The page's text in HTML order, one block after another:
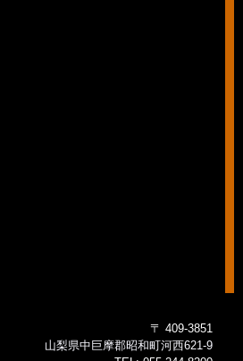
〒 409-3851
山梨県中巨摩郡昭和町河西621-9